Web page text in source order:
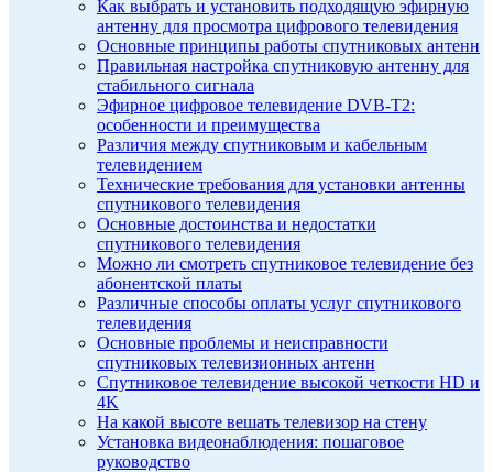
Как выбрать и установить подходящую эфирную
антенну для просмотра цифрового телевидения
Основные принципы работы спутниковых антенн
Правильная настройка спутниковую антенну для
стабильного сигнала
Эфирное цифровое телевидение DVB-T2:
особенности и преимущества
Различия между спутниковым и кабельным
телевидением
Технические требования для установки антенны
спутникового телевидения
Основные достоинства и недостатки
спутникового телевидения
Можно ли смотреть спутниковое телевидение без
абонентской платы
Различные способы оплаты услуг спутникового
телевидения
Основные проблемы и неисправности
спутниковых телевизионных антенн
Спутниковое телевидение высокой четкости HD и
4K
На какой высоте вешать телевизор на стену
Установка видеонаблюдения: пошаговое
руководство